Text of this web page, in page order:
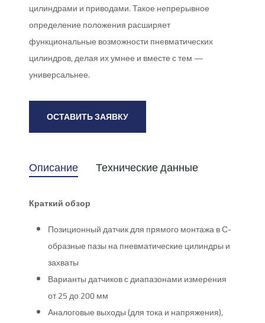
цилиндрами и приводами. Такое непрерывное
определение положения расширяет
функциональные возможности пневматических
цилиндров, делая их умнее и вместе с тем —
универсальнее.
ОСТАВИТЬ ЗАЯВКУ
Описание Технические данные
Краткий обзор
Позиционный датчик для прямого монтажа в С-
образные пазы на пневматические цилиндры и
захваты
Варианты датчиков с диапазонами измерения
от 25 до 200 мм
Аналоговые выходы (для тока и напряжения),